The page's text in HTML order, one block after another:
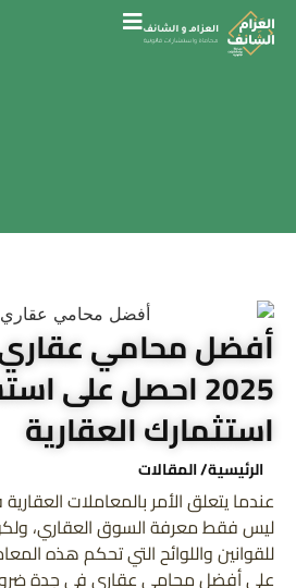
أفضل محامي
2025 احصل على
استثمارك العقارية
الرئيسية/ المقالات
عندما يتعلق الأمر بالمعاملات
ليس فقط معرفة السوق العقاري،
للقوانين واللوائح التي تحكم هذه
على أفضل محامي عقاري في جدة